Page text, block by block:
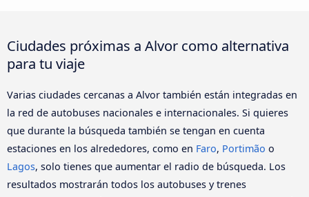
Ciudades próximas a Alvor como alternativa
para tu viaje
Varias ciudades cercanas a Alvor también están integradas en
la red de autobuses nacionales e internacionales. Si quieres
que durante la búsqueda también se tengan en cuenta
estaciones en los alrededores, como en Faro, Portimão o
Lagos, solo tienes que aumentar el radio de búsqueda. Los
resultados mostrarán todos los autobuses y trenes